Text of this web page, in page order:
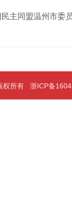
同盟温州市委员
权所有 浙ICP备